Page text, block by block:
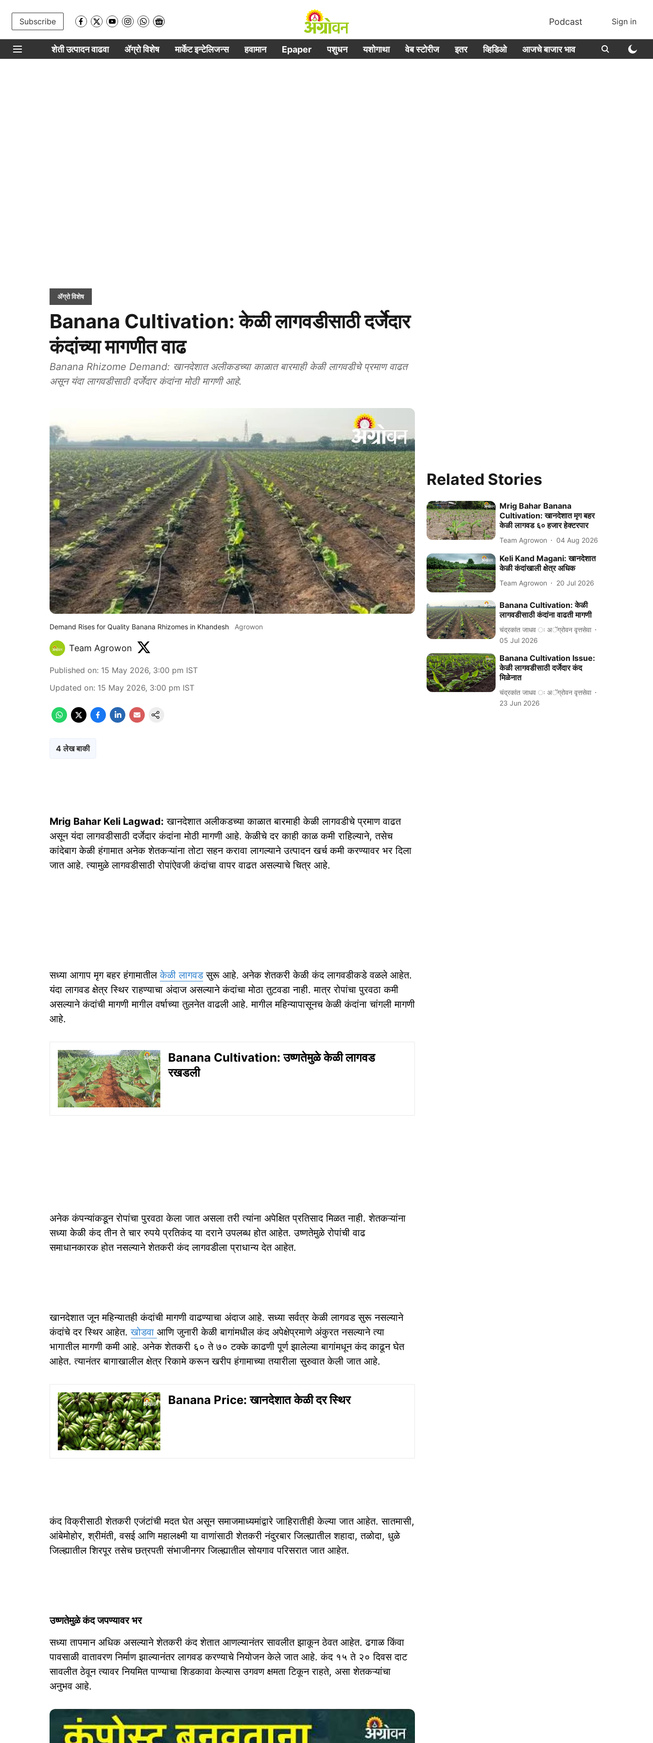
Subscribe Podcast Sign in
शेती उत्पादन वाढवा ॲग्रो विशेष मार्केट इन्टेलिजन्स हवामान Epaper पशुधन यशोगाथा वेब स्टोरीज इतर व्हिडिओ आजचे बाजार भाव
ॲग्रो विशेष
Banana Cultivation: केळी लागवडीसाठी दर्जेदार
कंदांच्या मागणीत वाढ
Banana Rhizome Demand: खानदेशात अलीकडच्या काळात बारमाही केळी लागवडीचे प्रमाण वाढत
असून यंदा लागवडीसाठी दर्जेदार कंदांना मोठी मागणी आहे.
Demand Rises for Quality Banana Rhizomes in Khandesh Agrowon
Team Agrowon
Published on: 15 May 2026, 3:00 pm IST
Updated on: 15 May 2026, 3:00 pm IST
4 लेख बाकी
Mrig Bahar Keli Lagwad: खानदेशात अलीकडच्या काळात बारमाही केळी लागवडीचे प्रमाण वाढत
असून यंदा लागवडीसाठी दर्जेदार कंदांना मोठी मागणी आहे. केळीचे दर काही काळ कमी राहिल्याने, तसेच
कांदेबाग केळी हंगामात अनेक शेतकऱ्यांना तोटा सहन करावा लागल्याने उत्पादन खर्च कमी करण्यावर भर दिला
जात आहे. त्यामुळे लागवडीसाठी रोपांऐवजी कंदांचा वापर वाढत असल्याचे चित्र आहे.
सध्या आगाप मृग बहर हंगामातीलकेळी लागवडसुरू आहे. अनेक शेतकरी केळी कंद लागवडीकडे वळले आहेत.
यंदा लागवड क्षेत्र स्थिर राहण्याचा अंदाज असल्याने कंदांचा मोठा तुटवडा नाही. मात्र रोपांचा पुरवठा कमी
असल्याने कंदांची मागणी मागील वर्षाच्या तुलनेत वाढली आहे. मागील महिन्यापासूनच केळी कंदांना चांगली मागणी
आहे.
Banana Cultivation: उष्णतेमुळे केळी लागवड
रखडली
अनेक कंपन्यांकडून रोपांचा पुरवठा केला जात असला तरी त्यांना अपेक्षित प्रतिसाद मिळत नाही. शेतकऱ्यांना
सध्या केळी कंद तीन ते चार रुपये प्रतिकंद या दराने उपलब्ध होत आहेत. उष्णतेमुळे रोपांची वाढ
समाधानकारक होत नसल्याने शेतकरी कंद लागवडीला प्राधान्य देत आहेत.
खानदेशात जून महिन्यातही कंदांची मागणी वाढण्याचा अंदाज आहे. सध्या सर्वत्र केळी लागवड सुरू नसल्याने
कंदांचे दर स्थिर आहेत.खोडवा आणि जुनारी केळी बागांमधील कंद अपेक्षेप्रमाणे अंकुरत नसल्याने त्या
भागातील मागणी कमी आहे. अनेक शेतकरी ६० ते ७० टक्के काढणी पूर्ण झालेल्या बागांमधून कंद काढून घेत
आहेत. त्यानंतर बागाखालील क्षेत्र रिकामे करून खरीप हंगामाच्या तयारीला सुरुवात केली जात आहे.
Banana Price: खानदेशात केळी दर स्थिर
कंद विक्रीसाठी शेतकरी एजंटांची मदत घेत असून समाजमाध्यमांद्वारे जाहिरातीही केल्या जात आहेत. सातमासी,
आंबेमोहोर, श्रीमंती, वसई आणि महालक्ष्मी या वाणांसाठी शेतकरी नंदुरबार जिल्ह्यातील शहादा, तळोदा, धुळे
जिल्ह्यातील शिरपूर तसेच छत्रपती संभाजीनगर जिल्ह्यातील सोयगाव परिसरात जात आहेत.
उष्णतेमुळे कंद जपण्यावर भर
सध्या तापमान अधिक असल्याने शेतकरी कंद शेतात आणल्यानंतर सावलीत झाकून ठेवत आहेत. ढगाळ किंवा
पावसाळी वातावरण निर्माण झाल्यानंतर लागवड करण्याचे नियोजन केले जात आहे. कंद १५ ते २० दिवस दाट
सावलीत ठेवून त्यावर नियमित पाण्याचा शिडकावा केल्यास उगवण क्षमता टिकून राहते, असा शेतकऱ्यांचा
अनुभव आहे.
Related Stories
Mrig Bahar Banana
Cultivation: खानदेशात मृग बहर
केळी लागवड ६० हजार हेक्टरपार
Team Agrowon 04 Aug 2026
Keli Kand Magani: खानदेशात
केळी कंदांखाली क्षेत्र अधिक
Team Agrowon 20 Jul 2026
Banana Cultivation: केळी
लागवडीसाठी कंदांना वाढती मागणी
चंद्रकांत जाधव ः अॅग्रोवन वृत्तसेवा
05 Jul 2026
Banana Cultivation Issue:
केळी लागवडीसाठी दर्जेदार कंद
मिळेनात
चंद्रकांत जाधव ः अॅग्रोवन वृत्तसेवा
23 Jun 2026